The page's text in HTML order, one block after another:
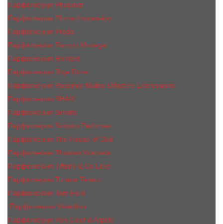
Парфюмерия Phaedon
Парфюмерия Plume Impression
Парфюмерия Prada
Парфюмерия Ramon Monegal
Парфюмерия RicHard
Парфюмерия Roja Dove
Парфюмерия Rosendo Mateu Olfactive Expressions
Парфюмерия SHAIK
Парфюмерия Simimi
Парфюмерия Sospiro Perfumes
Парфюмерия The House of Oud
Парфюмерия Thomas Kosmala
Парфюмерия Tiffany & Co Love
Парфюмерия Tiziana Terenzi
Парфюмерия Tom Ford
Парфюмерия Valentino
Парфюмерия Van Cleef & Arpels